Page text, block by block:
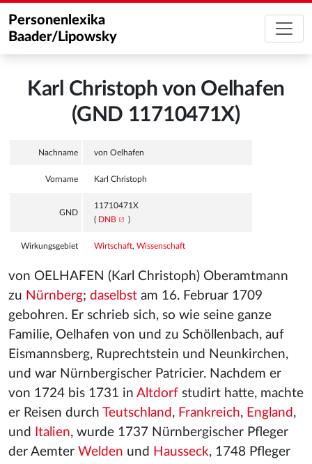
Personenlexika
Baader/Lipowsky
Karl Christoph von Oelhafen
(GND 11710471X)
Nachname von Oelhafen
Vorname Karl Christoph
GND
11710471X
( DNB )
Wirkungsgebiet Wirtschaft, Wissenschaft
von OELHAFEN (Karl Christoph) Oberamtmann
zu Nürnberg; daselbst am 16. Februar 1709
gebohren. Er schrieb sich, so wie seine ganze
Familie, Oelhafen von und zu Schöllenbach, auf
Eismannsberg, Ruprechtstein und Neunkirchen,
und war Nürnbergischer Patricier. Nachdem er
von 1724 bis 1731 in Altdorf studirt hatte, machte
er Reisen durch Teutschland , Frankreich, England ,
und
Italien, wurde 1737 Nürnbergischer Pfleger
der Aemter Welden und Hausseck, 1748 Pfleger